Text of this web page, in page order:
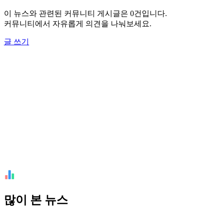
이 뉴스와 관련된 커뮤니티 게시글은 0건입니다.
커뮤니티에서 자유롭게 의견을 나눠보세요.
글 쓰기
많이 본 뉴스